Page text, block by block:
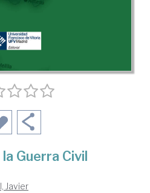
Guerra Civil
Javier